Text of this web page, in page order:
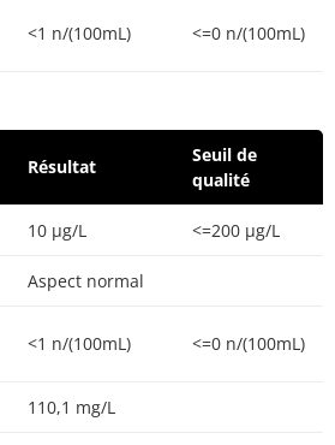
<1 n/(100mL) <=0 n/(100mL)
Résultat
Seuil de
qualité
10 µg/L <=200 µg/L
Aspect normal
<1 n/(100mL) <=0 n/(100mL)
110,1 mg/L